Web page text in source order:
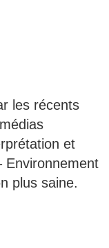
les récents
et
Environnement
plus saine.